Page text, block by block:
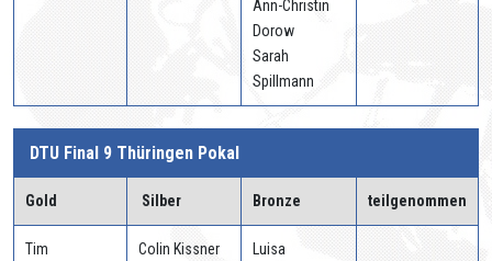
Ann-Christin
Dorow
Sarah
Spillmann
DTU Final 9 Thüringen Pokal
Gold Silber Bronze teilgenommen
Tim
Colin Kissner
Luisa